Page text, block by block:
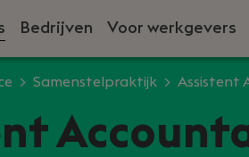
Bedrijven Voor werkgevers
Samenstelpraktijk Assistent